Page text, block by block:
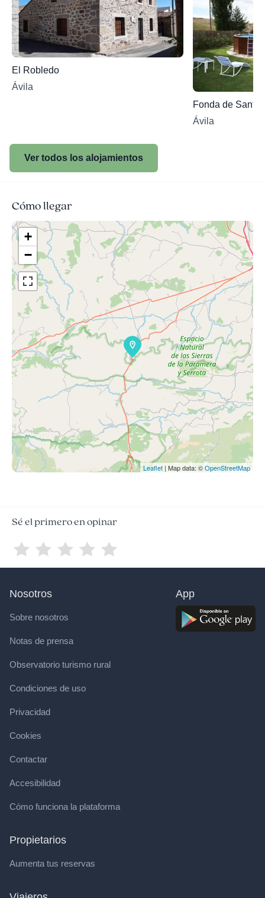
El Robledo
Ávila
Fonda de Santa
Ávila
Ver todos los alojamientos
Cómo llegar
+
−
Leaflet | Map data: ©OpenStreetMap
Sé el primero en opinar
Nosotros
Sobre nosotros
Notas de prensa
Observatorio turismo rural
Condiciones de uso
Privacidad
Cookies
Contactar
Accesibilidad
Cómo funciona la plataforma
Propietarios
Aumenta tus reservas
App